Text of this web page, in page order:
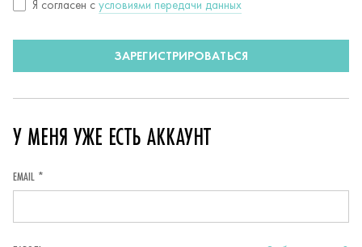
Согласие
условиями
данных
Я согласен c условиями передачи данных
ЗАРЕГИСТРИРОВАТЬСЯ
У МЕНЯ УЖЕ ЕСТЬ АККАУНТ
EMAIL *